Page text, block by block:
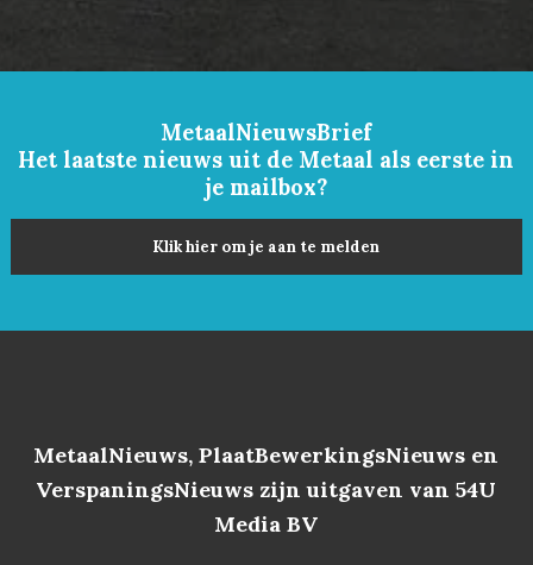
MetaalNieuwsBrief
Het laatste nieuws uit de Metaal als eerste in
je mailbox?
Klik hier om je aan te melden
MetaalNieuws, PlaatBewerkingsNieuws en
VerspaningsNieuws zijn uitgaven van 54U
Media BV